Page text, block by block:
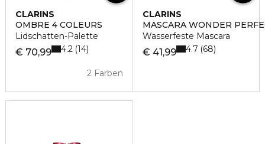
CLARINS
OMBRE 4 COLEURS
Lidschatten-Palette
€ 70,99
2 Farben
4.2 14
CLARINS
MASCARA WONDER
Wasserfeste Mascara
€ 41,99 4.7 68